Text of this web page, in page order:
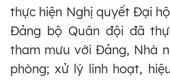
thực hiện Nghị quyết Đại
Đảng bộ Quân đội đã
tham mưu với Đảng, Nhà
phòng; xử lý linh hoạt,